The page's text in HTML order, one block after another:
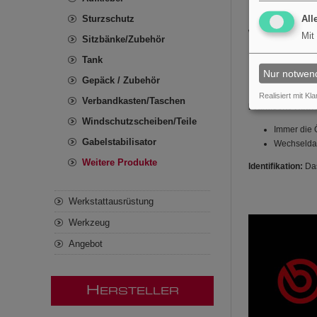
Geeignet
Wer dieses
Motorrad-
und
Praktische
Immer
Identifikation:
Sturzschutz
Sitzbänke/Zubehör
Tank
Gepäck / Zubehör
Verbandkasten/Taschen
Windschutzscheiben/Teile
Gabelstabilisator
Weitere Produkte
Werkstattausrüstung
Werkzeug
Angebot
H ERSTELLER
Mit
Nur
Realisiert mit